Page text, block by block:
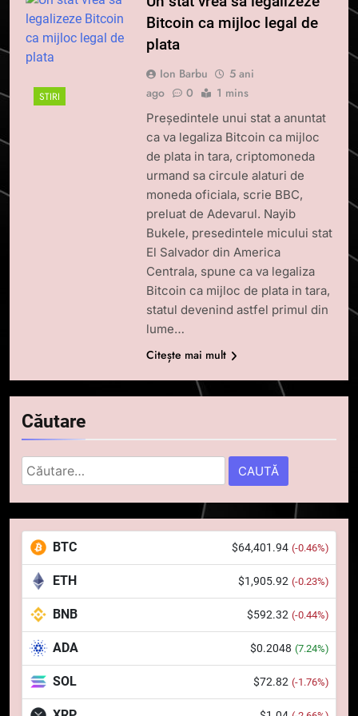
STIRI
Bitcoin ca mijloc legal de
plata
Ion Barbu
5 ani
ago
0 1 mins
Preşedintele unui stat a anuntat
ca va legaliza Bitcoin ca mijloc
de plata in tara, criptomoneda
urmand sa circule alaturi de
moneda oficiala, scrie BBC,
preluat de Adevarul. Nayib
Bukele, presedintele micului stat
El Salvador din America
Centrala, spune ca va legaliza
Bitcoin ca mijloc de plata in tara,
statul devenind astfel primul din
lume…
Citește mai mult
Căutare
Caută
după:
BTC $64,401.94 (-0.46%)
ETH $1,905.92 (-0.23%)
BNB $592.32 (-0.44%)
ADA $0.2048 (7.24%)
SOL $72.82 (-1.76%)
5
Squid a strâns 6 milioane de
pierdut jumătate din aceștia
într-un atac cibernetic în mai
puțin de 24 de ore
Banii digitali și arhitectura
încrederii: O nouă viziune asupra
banilor în era digitală
7